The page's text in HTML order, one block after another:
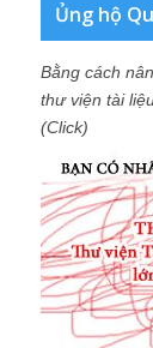
Ủng hộ
Bằng cách
thư viện tài
(Click)